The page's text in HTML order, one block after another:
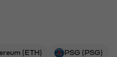
(ETH) PSG (PSG)